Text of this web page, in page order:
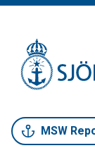
MSW